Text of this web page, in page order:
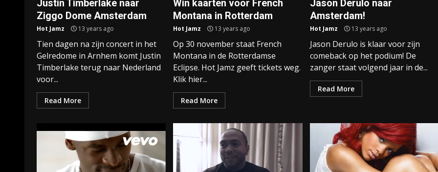
Justin Timberlake naar
Ziggo Dome Amsterdam
Hot Jamz 13 years ago
Tien dagen na zijn concert in het
Gelredome in Arnhem komt Justin
Timberlake terug naar Nederland
voor...
Read More
Win kaarten voor French
Montana in Rotterdam
Hot Jamz 13 years ago
Op 30 november staat French
Montana in de Rotterdamse
Eclipse. Hot Jamz geeft tickets weg.
Klik hier...
Read More
Jason Derulo naar
Amsterdam!
Hot Jamz 13 years ago
Jason Derulo is klaar voor zijn
comeback op het podium! De
zanger staat volgend jaar in de...
Read More